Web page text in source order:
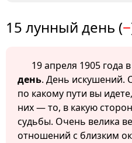
15 лунный день (−
19 апреля 1905 года
день. День искушений.
по какому пути вы
них — то, в какую
судьбы. Очень велика
отношений с близким